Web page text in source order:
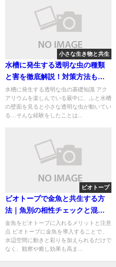
小さな生き物と共生
水槽に発生する透明な虫の種類
と害を徹底解説！対策方法も紹
介
水槽に発生する透明な虫の基礎知識 アク
アリウムを楽しんでいる最中に、ふと水槽
の壁面を見ると小さな透明な虫が動いてい
る…そんな経験をしたことは...
ビオトープ
ビオトープで金魚と共生する方
法｜魚別の相性チェックと混泳
のコツ
金魚をビオトープに入れるメリットと注意
点 ビオトープに金魚を導入することで、
水辺空間に動きと彩りを加えられるだけで
なく、観察や癒し効果も高ま...